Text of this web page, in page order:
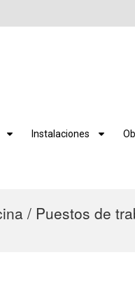
Instalaciones
/ Puestos de